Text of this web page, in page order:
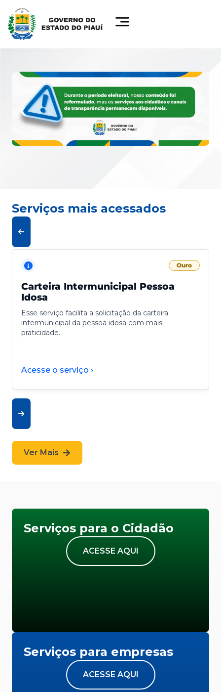
Serviços mais acessados
Ouro
Carteira Intermunicipal Pessoa
Idosa
Esse serviço facilita a solicitação da carteira
intermunicipal da pessoa idosa com mais
praticidade.
Acesse o serviço ›
Ver Mais
Serviços para o Cidadão
ACESSE AQUI
Serviços para empresas
ACESSE AQUI